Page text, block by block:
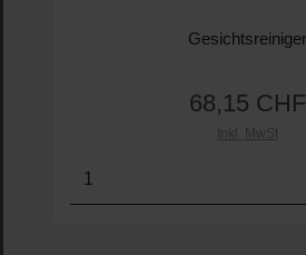
Gesichtsreiniger
68,15 CHF
Inkl. MwSt
Produkt Anzahl: Gib den